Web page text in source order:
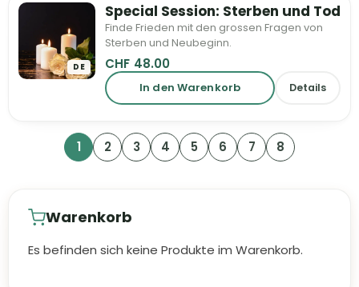
DE
Special Session: Sterben und Tod
Finde Frieden mit den grossen Fragen von
Sterben und Neubeginn.
CHF 48.00
In den Warenkorb Details
Warenkorb
Es befinden sich keine Produkte im Warenkorb.
1 2 3 4 5 6 7 8